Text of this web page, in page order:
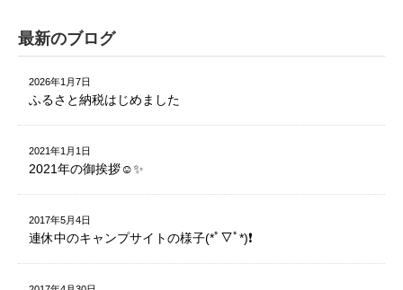
最新のブログ
2026年1月7日
ふるさと納税はじめました
2021年1月1日
2021年の御挨拶☺️✨
2017年5月4日
連休中のキャンプサイトの様子(*ﾟ▽ﾟ*)❗️